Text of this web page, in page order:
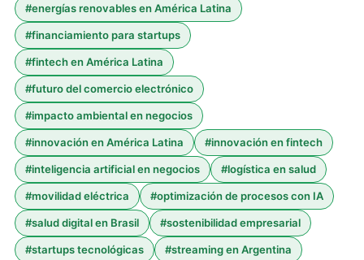
#energías renovables en América Latina
#financiamiento para startups
#fintech en América Latina
#futuro del comercio electrónico
#impacto ambiental en negocios
#innovación en América Latina #innovación en fintech
#inteligencia artificial en negocios #logística en salud
#movilidad eléctrica #optimización de procesos con IA
#salud digital en Brasil #sostenibilidad empresarial
#startups tecnológicas #streaming en Argentina